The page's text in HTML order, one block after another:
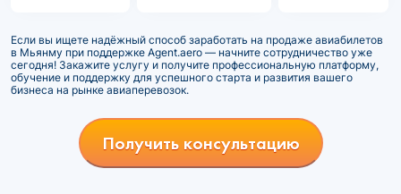
Если вы ищете надёжный способ заработать на продаже авиабилетов
в Мьянму при поддержке Agent.aero — начните сотрудничество уже
сегодня! Закажите услугу и получите профессиональную платформу,
обучение и поддержку для успешного старта и развития вашего
бизнеса на рынке авиаперевозок.
Получить консультацию